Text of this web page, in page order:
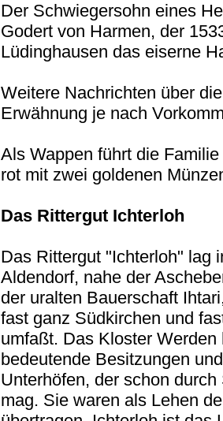
Der Schwiegersohn eines
Godert von Harmen, der
Lüdinghausen das eiserne
Weitere Nachrichten über
Erwähnung je nach
Als Wappen führt die
rot mit zwei goldenen
Das Rittergut Ichterloh
Das Rittergut "Ichterloh" lag
Aldendorf, nahe der
der uralten Bauerschaft
fast ganz Südkirchen und
umfaßt. Das Kloster
bedeutende Besitzungen
Unterhöfen, der schon
mag. Sie waren als Lehen